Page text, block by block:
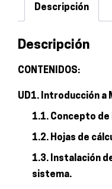
Descripción
Descripción
CONTENIDOS:
UD1. Introducción a
1.1. Concepto de
1.2. Hojas de
1.3. Instalación
sistema.